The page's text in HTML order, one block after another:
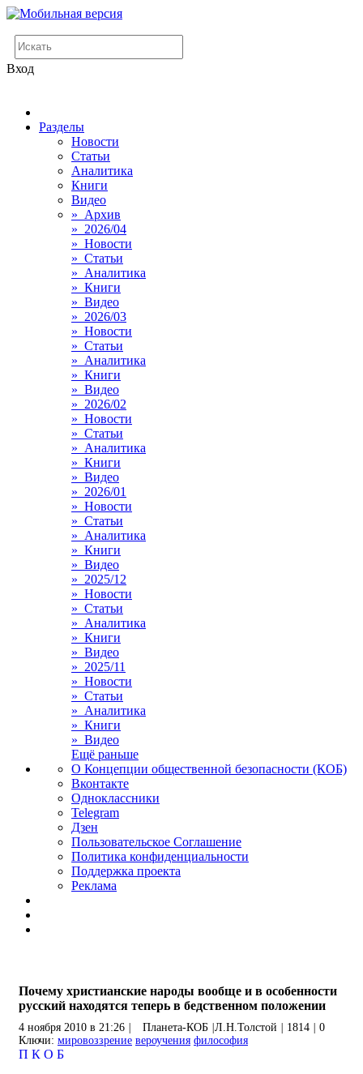
Вход
Разделы
Новости
Статьи
Аналитика
Книги
Видео
» Архив
» 2026/04
» Новости
» Статьи
» Аналитика
» Книги
» Видео
» 2026/03
» Новости
» Статьи
» Аналитика
» Книги
» Видео
» 2026/02
» Новости
» Статьи
» Аналитика
» Книги
» Видео
» 2026/01
» Новости
» Статьи
» Аналитика
» Книги
» Видео
» 2025/12
» Новости
» Статьи
» Аналитика
» Книги
» Видео
» 2025/11
» Новости
» Статьи
» Аналитика
» Книги
» Видео
Ещё раньше
О Концепции общественной безопасности (КОБ)
Вконтакте
Одноклассники
Telegram
Дзен
Пользовательское Соглашение
Политика конфиденциальности
Поддержка проекта
Реклама
Почему христианские народы вообще и в особенности
русский находятся теперь в бедственном положении
4 ноября 2010 в 21:26 Планета-КОБ Л.Н.Толстой 1814
0
Ключи: мировоззрение вероучения философия
П К О Б